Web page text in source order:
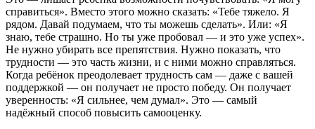
справиться». Вместо этого можно сказать: «Тебе тяжело. Я
рядом. Давай подумаем, что ты можешь сделать». Или: «Я
знаю, тебе страшно. Но ты уже пробовал — и это уже успех».
Не нужно убирать все препятствия. Нужно показать, что
трудности — это часть жизни, и с ними можно справляться.
Когда ребёнок преодолевает трудность сам — даже с вашей
поддержкой — он получает не просто победу. Он получает
уверенность: «Я сильнее, чем думал». Это — самый
надёжный способ повысить самооценку.